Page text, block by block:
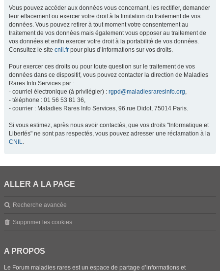
Vous pouvez accéder aux données vous concernant, les rectifier, demander
leur effacement ou exercer votre droit à la limitation du traitement de vos
données. Vous pouvez retirer à tout moment votre consentement au
traitement de vos données mais également vous opposer au traitement de
vos données et enfin exercer votre droit à la portabilité de vos données.
Consultez le site cnil.fr pour plus d’informations sur vos droits.
Pour exercer ces droits ou pour toute question sur le traitement de vos
données dans ce dispositif, vous pouvez contacter la direction de Maladies
Rares Info Services par :
- courriel électronique (à privilégier) : rgpd@maladiesraresinfo.org,
- téléphone : 01 56 53 81 36,
- courrier : Maladies Rares Info Services, 96 rue Didot, 75014 Paris.
Si vous estimez, après nous avoir contactés, que vos droits "Informatique et
Libertés" ne sont pas respectés, vous pouvez adresser une réclamation à la
CNIL.
ALLER À LA PAGE
Recherche avancée
Supprimer les cookies
A PROPOS
Le Forum maladies rares est un espace de partage d’informations et